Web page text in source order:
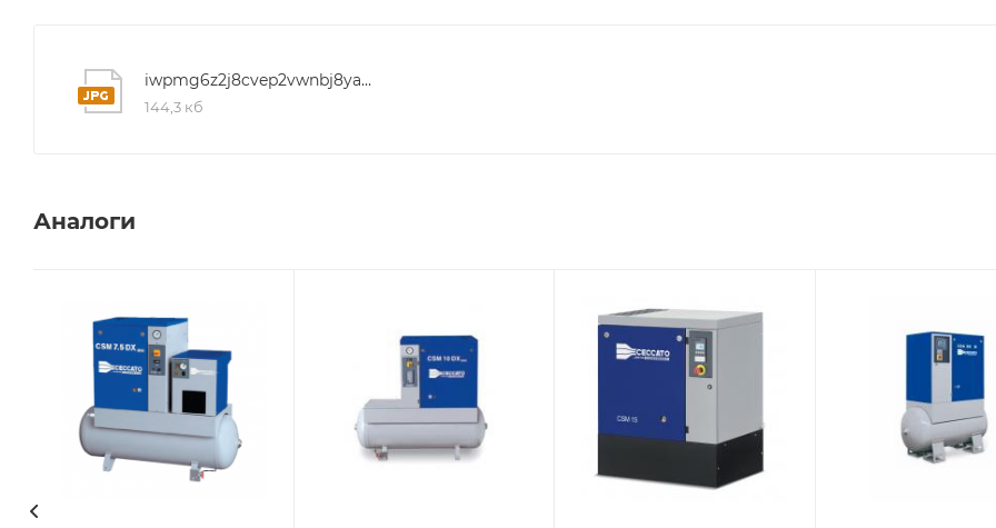
iwpmg6z2j8cvep2vwnbj8yax1vt40f8d
144,3 кб
Аналоги